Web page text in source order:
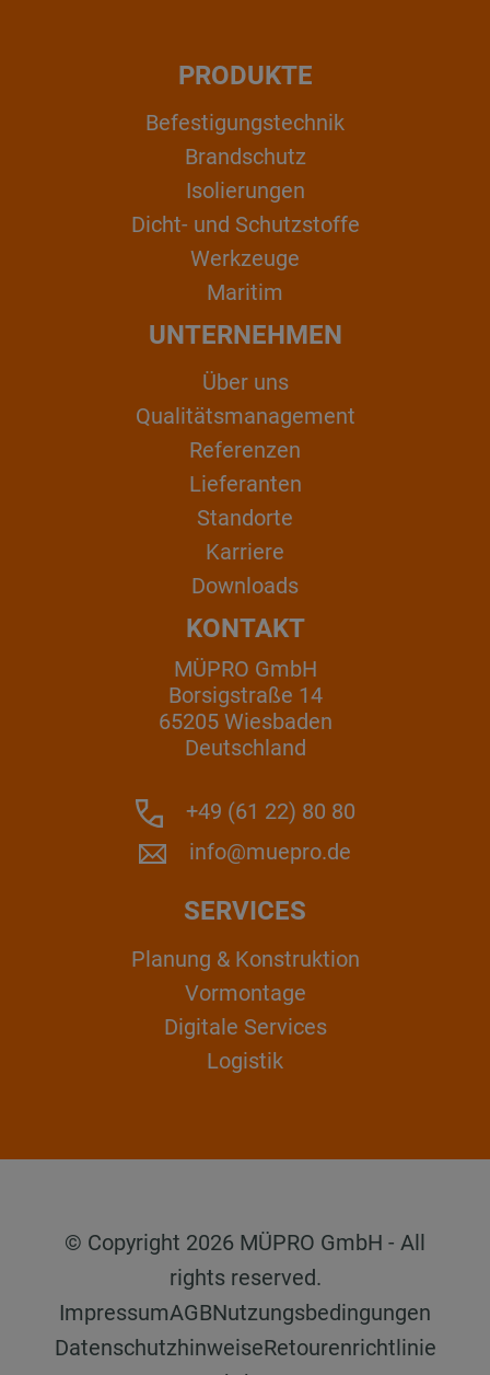
PRODUKTE
Befestigungstechnik
Brandschutz
Isolierungen
Dicht- und Schutzstoffe
Werkzeuge
Maritim
UNTERNEHMEN
Über uns
Qualitätsmanagement
Referenzen
Lieferanten
Standorte
Karriere
Downloads
KONTAKT
MÜPRO GmbH
Borsigstraße 14
65205 Wiesbaden
Deutschland
+49 (61 22) 80 80
info@muepro.de
SERVICES
Planung & Konstruktion
Vormontage
Digitale Services
Logistik
© Copyright 2026 MÜPRO GmbH - All
rights reserved.
ImpressumAGBNutzungsbedingungen
DatenschutzhinweiseRetourenrichtlinie